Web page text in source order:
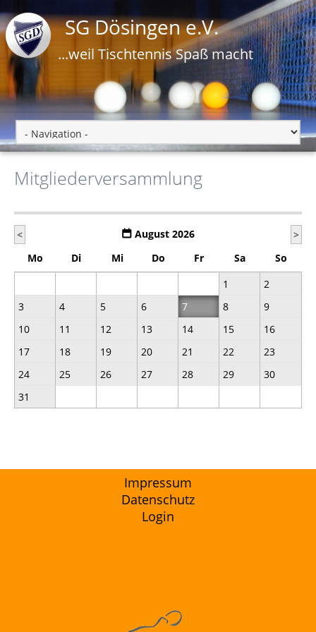
SG Dösingen e.V.
...weil Tischtennis Spaß macht
Mitgliederversammlung
< August 2026
>
Mo
Di Mi Do Fr Sa
So
1
2
3
4 5 6 7 8
9
10
11 12 13 14 15
16
17
18 19 20 21 22
23
24
25 26 27 28 29
30
31
Impressum
Datenschutz
Login